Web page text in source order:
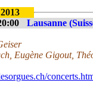
Lausanne
Eugène Gigout,